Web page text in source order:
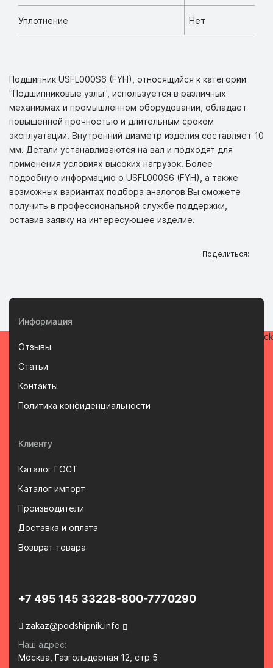
Уплотнение Нет
Подшипник USFL000S6 (FYH), относящийся к категории
"Подшипниковые узлы", используется в различных
механизмах и промышленном оборудовании, обладает
повышенной прочностью и длительным сроком
эксплуатации. Внутренний диаметр изделия составляет 10
мм. Детали устанавливаются на вал и подходят для
применения условиях высоких нагрузок. Более
подробную информацию о USFL000S6 (FYH), а также
возможных вариантах подбора аналогов Вы сможете
получить в профессиональной службе поддержки,
оставив заявку на интересующее изделие.
Поделиться:
Информация
Отзывы
Статьи
Контакты
Политика конфиденциальности
Клиенту
Каталог ГОСТ
Каталог импорт
Производители
Доставка и оплата
Возврат товара
+7 495 145 33228-800-7770290
zakaz@podshipnik.info
Наш адрес:
Москва, Газгольдерная 12, стр 5